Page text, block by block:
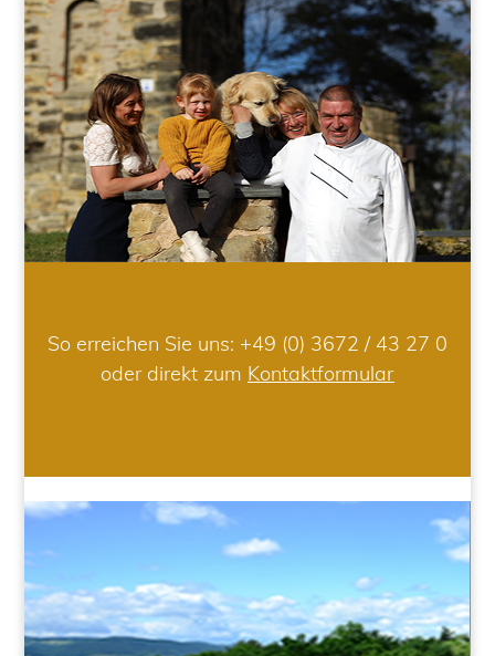
So erreichen Sie uns: +49 (0) 3672 / 43 27 0
oder direkt zum Kontaktformular